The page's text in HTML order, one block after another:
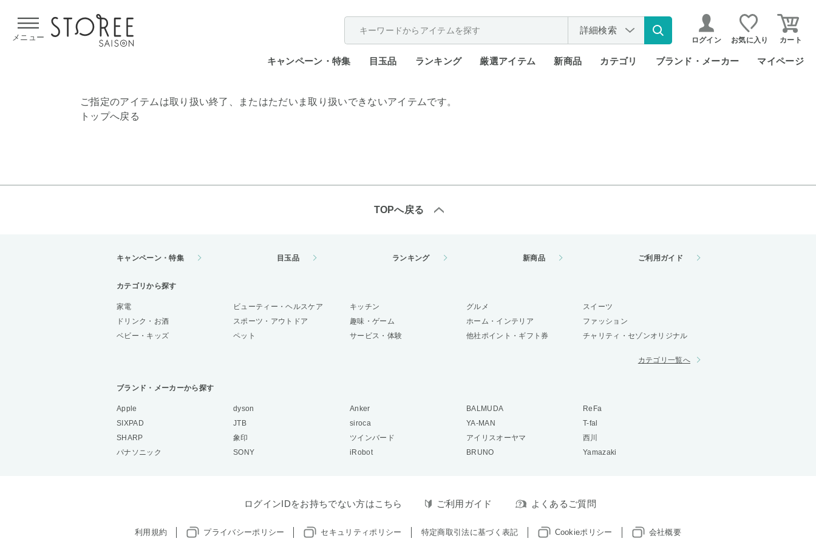
メニュー
詳細検索
ログイン お気に入り カート
キャンペーン・特集 目玉品 ランキング 厳選アイテム 新商品 カテゴリ ブランド・メーカー マイページ
ご指定のアイテムは取り扱い終了、またはただいま取り扱いできないアイテムです。
トップへ戻る
TOPへ戻る
キャンペーン・特集 目玉品 ランキング 新商品 ご利用ガイド
カテゴリから探す
家電 ビューティー・ヘルスケア キッチン グルメ
スイーツ
ドリンク・お酒
スポーツ・アウトドア 趣味・ゲーム ホーム・インテリア
ファッション
ベビー・キッズ
ペット サービス・体験 他社ポイント・ギフト券 チャリティ・セゾンオリジナル
カテゴリ一覧へ
ブランド・メーカーから探す
Apple dyson Anker BALMUDA
ReFa
SIXPAD
JTB siroca YA-MAN
T-fal
SHARP
象印 ツインバード アイリスオーヤマ
西川
パナソニック
SONY iRobot BRUNO Yamazaki
ログインIDをお持ちでない方はこちら ご利用ガイド よくあるご質問
利用規約 プライバシーポリシー セキュリティポリシー 特定商取引法に基づく表記 Cookieポリシー 会社概要